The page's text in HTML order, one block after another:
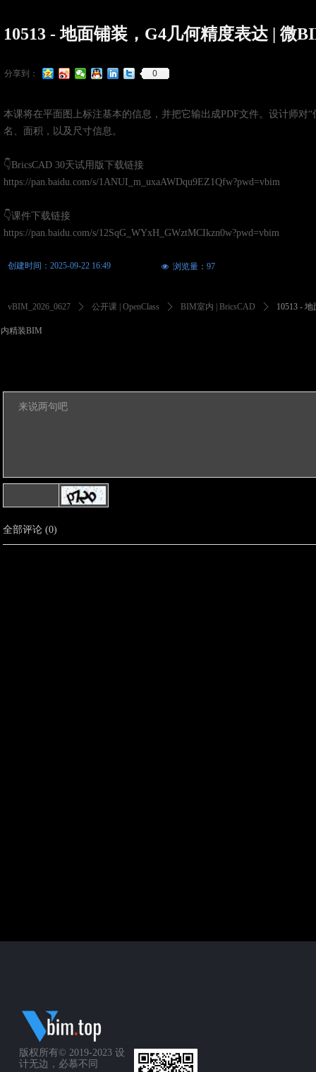
10513 - 地面铺装，G4几何精度表达 | 微
vBIM_2026_0627 ꄲ 公开课 | OpenClass ꄲ BIM室内 | BricsCAD ꄲ 10513 -
内精装BIM
本课将在平面图上标注基本的信息，并把它输出成PDF文件。设计师
名、面积，以及尺寸信息。
👇BricsCAD 30天试用版下载链接
https://pan.baidu.com/s/1ANUI_m_uxaAWDqu9EZ1Qfw?pwd=vbim
👇课件下载链接
https://pan.baidu.com/s/12SqG_WYxH_GWztMCIkzn0w?pwd=vbim
创建时间： 2025-09-22 16:49 넶 浏览量： 97
分享到： 0
全部评论 (0)
版权所有© 2019-2023 设
计无边，必慕不同